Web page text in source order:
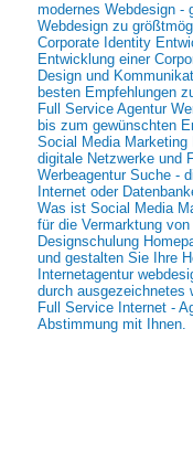
modernes Webdesign -
Webdesign zu
Corporate Identity
Entwicklung einer
Design und
besten Empfehlungen
Full Service Agentur
bis zum gewünschten
Social Media
digitale Netzwerke und
Werbeagentur Suche -
Internet oder
Was ist Social Media
für die Vermarktung
Designschulung
und gestalten Sie Ihre
Internetagentur
durch ausgezeichnetes
Full Service Internet -
Abstimmung mit Ihnen.